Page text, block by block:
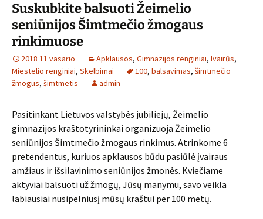
Suskubkite balsuoti Žeimelio
seniūnijos Šimtmečio žmogaus
rinkimuose
2018 11 vasario Apklausos, Gimnazijos renginiai, Ivairūs,
Miestelio renginiai, Skelbimai 100, balsavimas, šimtmečio
žmogus, šimtmetis admin
Pasitinkant Lietuvos valstybės jubiliejų, Žeimelio
gimnazijos kraštotyrininkai organizuoja Žeimelio
seniūnijos Šimtmečio žmogaus rinkimus. Atrinkome 6
pretendentus, kuriuos apklausos būdu pasiūlė įvairaus
amžiaus ir išsilavinimo seniūnijos žmonės. Kviečiame
aktyviai balsuoti už žmogų, Jūsų manymu, savo veikla
labiausiai nusipelniusį mūsų kraštui per 100 metų.